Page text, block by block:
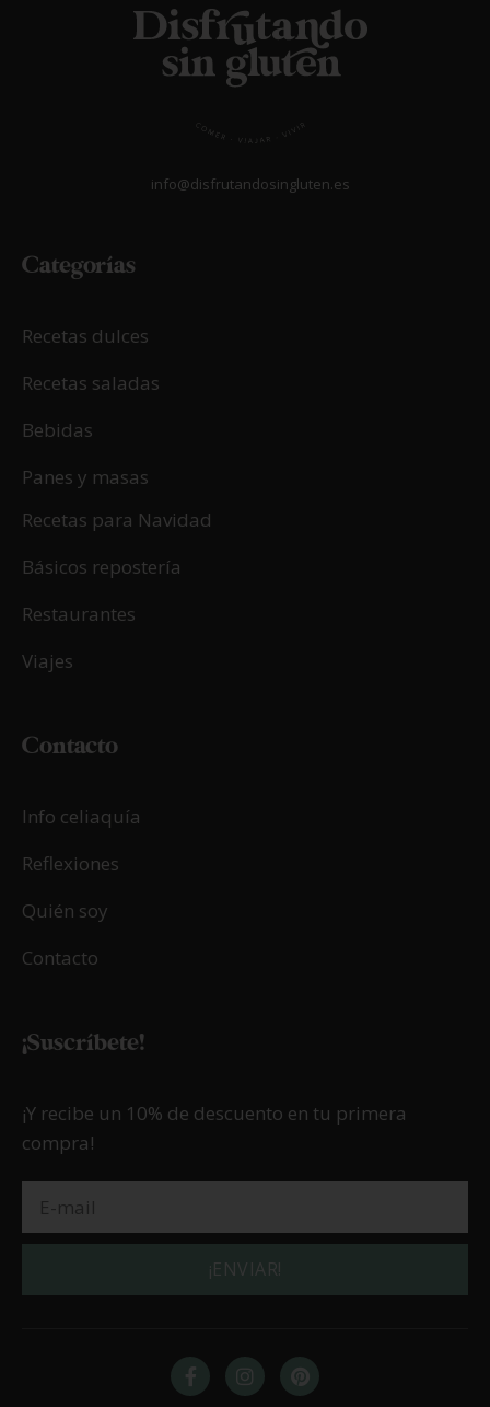
info@disfrutandosingluten.es
Categorías
Recetas dulces
Recetas saladas
Bebidas
Panes y masas
Recetas para Navidad
Básicos repostería
Restaurantes
Viajes
Contacto
Info celiaquía
Reflexiones
Quién soy
Contacto
¡Suscríbete!
¡Y recibe un 10% de descuento en tu primera
compra!
¡ENVIAR!